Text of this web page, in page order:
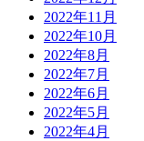
2022年11月
2022年10月
2022年8月
2022年7月
2022年6月
2022年5月
2022年4月